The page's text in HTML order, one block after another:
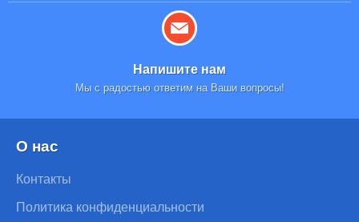
Напишите нам
Мы с радостью ответим на Ваши вопросы!
О нас
Контакты
Политика конфиденциальности